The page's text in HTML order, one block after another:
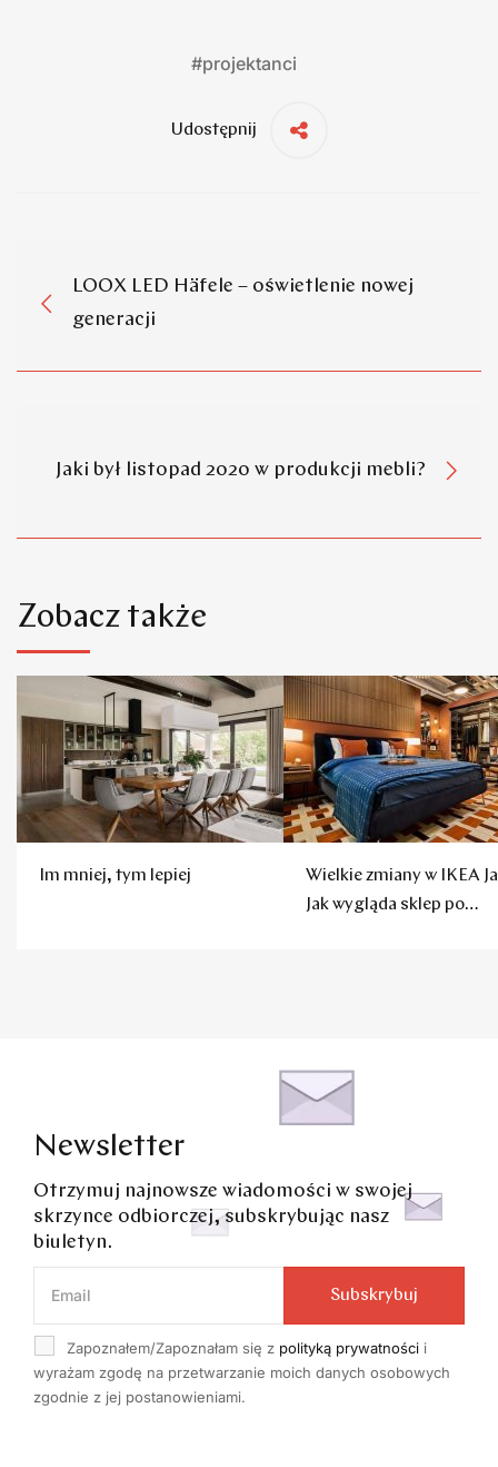
#projektanci
Udostępnij
LOOX LED Häfele – oświetlenie nowej
generacji
Jaki był listopad 2020 w produkcji mebli?
Zobacz także
Im mniej, tym lepiej
Wielkie zmiany w IKEA
Jak wygląda sklep po
Newsletter
Otrzymuj najnowsze wiadomości w swojej
skrzynce odbiorczej, subskrybując nasz
biuletyn.
Zapoznałem/Zapoznałam się z polityką prywatności i
wyrażam zgodę na przetwarzanie moich danych osobowych
zgodnie z jej postanowieniami.
Subskrybuj